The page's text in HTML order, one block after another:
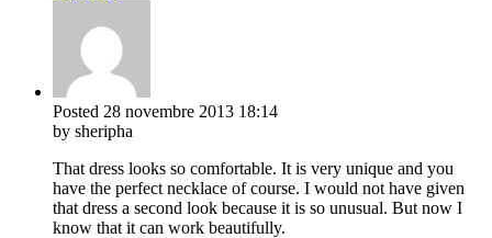
Posted 28 novembre 2013 18:14
by sheripha
That dress looks so comfortable. It is very unique and you
have the perfect necklace of course. I would not have given
that dress a second look because it is so unusual. But now I
know that it can work beautifully.